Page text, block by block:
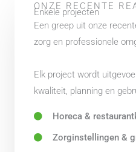
ONZE RECENTE
Enkele projecten
Een greep uit onze
zorg en professionele
Elk project wordt
kwaliteit, planning en
Horeca &
Zorginstellingen &